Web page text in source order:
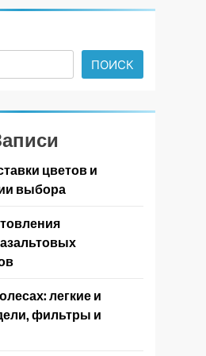
ПОИСК
цветов и
выбора
легкие и
фильтры и